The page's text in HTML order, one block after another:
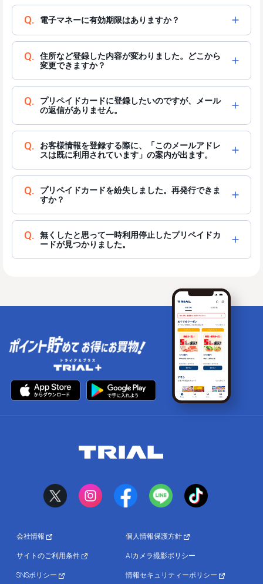
Q. 電子マネーに有効期限はありますか？
Q.
住所など登録した内容が変わりました。どこから
変更できますか？
Q.
プリペイドカードに登録したいのですが、メール
の返信がありません。
Q.
お客様情報を登録する際に、「このメールアドレ
スは既に利用されています」の案内が出ます。
Q.
プリペイドカードを紛失しました。再発行できま
すか？
Q.
無くしたと思って一時利用停止したプリペイドカ
ードが見つかりました。
会社情報 個人情報保護方針
サイトのご利用条件 AIカメラ撮影ポリシー
SNSポリシー 情報セキュリティーポリシー